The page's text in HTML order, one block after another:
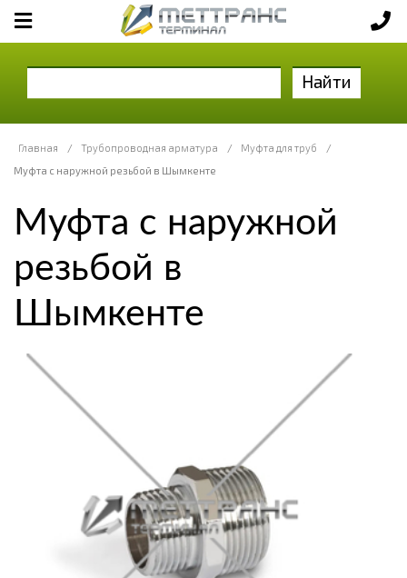
Найти
Главная / Трубопроводная арматура / Муфта для труб
/
Муфта с наружной резьбой в Шымкенте
Муфта с наружной
резьбой в
Шымкенте